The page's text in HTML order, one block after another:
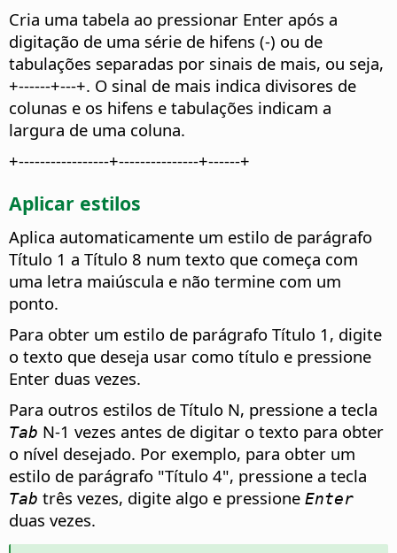
Cria uma tabela ao pressionar Enter após a
digitação de uma série de hifens (-) ou de
tabulações separadas por sinais de mais, ou seja,
+------+---+. O sinal de mais indica divisores de
colunas e os hifens e tabulações indicam a
largura de uma coluna.
+-----------------+---------------+------+
Aplicar estilos
Aplica automaticamente um estilo de parágrafo
Título 1 a Título 8 num texto que começa com
uma letra maiúscula e não termine com um
ponto.
Para obter um estilo de parágrafo Título 1, digite
o texto que deseja usar como título e pressione
Enter duas vezes.
Para outros estilos de Título N, pressione a tecla
Tab N-1 vezes antes de digitar o texto para obter
o nível desejado. Por exemplo, para obter um
estilo de parágrafo "Título 4", pressione a tecla
Tab três vezes, digite algo e pressione Enter
duas vezes.